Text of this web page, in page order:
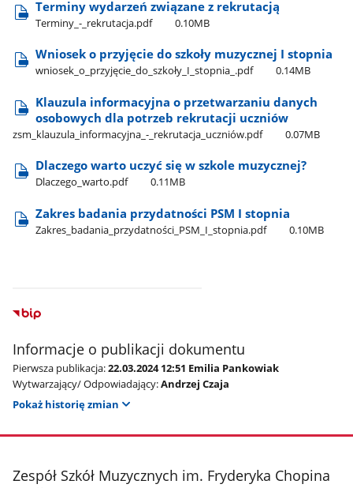
Terminy wydarzeń związane z rekrutacją
Terminy​_-​_rekrutacja.pdf 0.10MB
Wniosek o przyjęcie do szkoły muzycznej I stopnia
wniosek​_o​_przyjęcie​_do​_szkoły​_I​_stopnia​_.pdf 0.14MB
Klauzula informacyjna o przetwarzaniu danych
osobowych dla potrzeb rekrutacji uczniów
zsm​_klauzula​_informacyjna​_-​_rekrutacja​_uczniów.pdf 0.07MB
Dlaczego warto uczyć się w szkole muzycznej?
Dlaczego​_warto.pdf 0.11MB
Zakres badania przydatności PSM I stopnia
Zakres​_badania​_przydatności​_PSM​_I​_stopnia.pdf 0.10MB
Informacje o publikacji dokumentu
Pierwsza publikacja:22.03.2024 12:51 Emilia Pankowiak
Wytwarzający/ Odpowiadający:Andrzej Czaja
Pokaż historię zmian
stopka
Zespół Szkół Muzycznych im. Fryderyka Chopina